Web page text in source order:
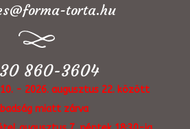
torta.hu
860-3604
- 2026. augusztus 22. között
miatt zárva